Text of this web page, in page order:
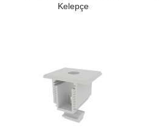
Kelepçe